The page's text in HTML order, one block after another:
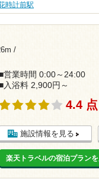
時計前駅
/
営業時間 0:00～24:00
入浴料 2,900円～
4.4 点
施設情報を見る
楽天トラベルの宿泊プラン